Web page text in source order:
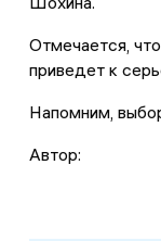
Отмечается,
приведет к
Напомним,
Автор: